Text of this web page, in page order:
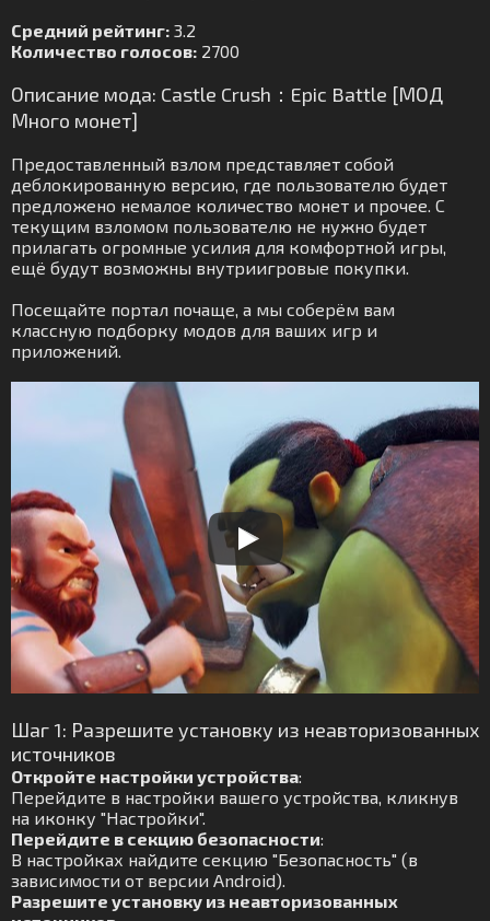
Средний рейтинг: 3.2
Количество голосов: 2700
Описание мода: Castle Crush：Epic Battle [МОД
Много монет]
Предоставленный взлом представляет собой
деблокированную версию, где пользователю будет
предложено немалое количество монет и прочее. С
текущим взломом пользователю не нужно будет
прилагать огромные усилия для комфортной игры,
ещё будут возможны внутриигровые покупки.
Посещайте портал почаще, а мы соберём вам
классную подборку модов для ваших игр и
приложений.
Шаг 1: Разрешите установку из неавторизованных
источников
Откройте настройки устройства:
Перейдите в настройки вашего устройства, кликнув
на иконку "Настройки".
Перейдите в секцию безопасности:
В настройках найдите секцию "Безопасность" (в
зависимости от версии Android).
Разрешите установку из неавторизованных